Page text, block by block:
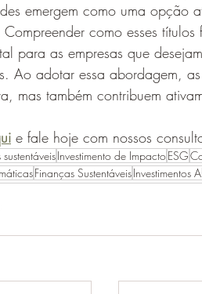
emergem como uma
como esses
para as empresas que
Ao adotar essa abordagem,
mas também contribuem
e fale hoje com nossos
sustentáveisInvestimento de ImpactoESG
Finanças SustentáveisInvestimentos